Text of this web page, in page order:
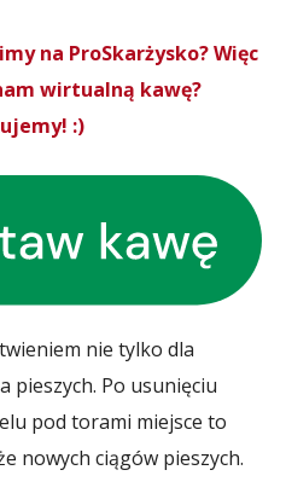
na ProSkarżysko? Więc
wirtualną kawę?
:)
nie tylko dla
pieszych. Po usunięciu
pod torami miejsce to
nowych ciągów pieszych.